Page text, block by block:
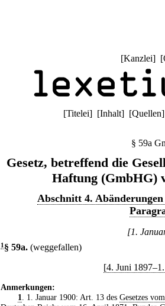
[Kanzlei] [
[Titelei] [Inhalt] [Quellen]
§ 59a
Gesetz, betreffend die
Haftung (GmbHG)
Abschnitt 4.
[1.
1 § 59a. (weggefallen)
[4. Juni
Anmerkungen:
1
. 1. Januar 1900: Art. 13 des Gesetzes